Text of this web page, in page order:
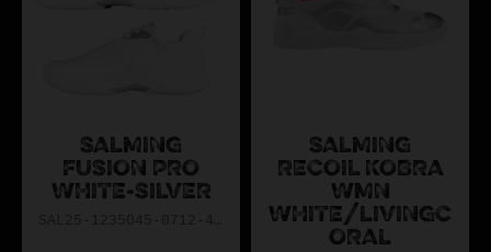
SALMING
FUSION PRO
WHITE-SILVER
SALMING
RECOIL KOBRA
WMN
WHITE/LIVINGC
ORAL